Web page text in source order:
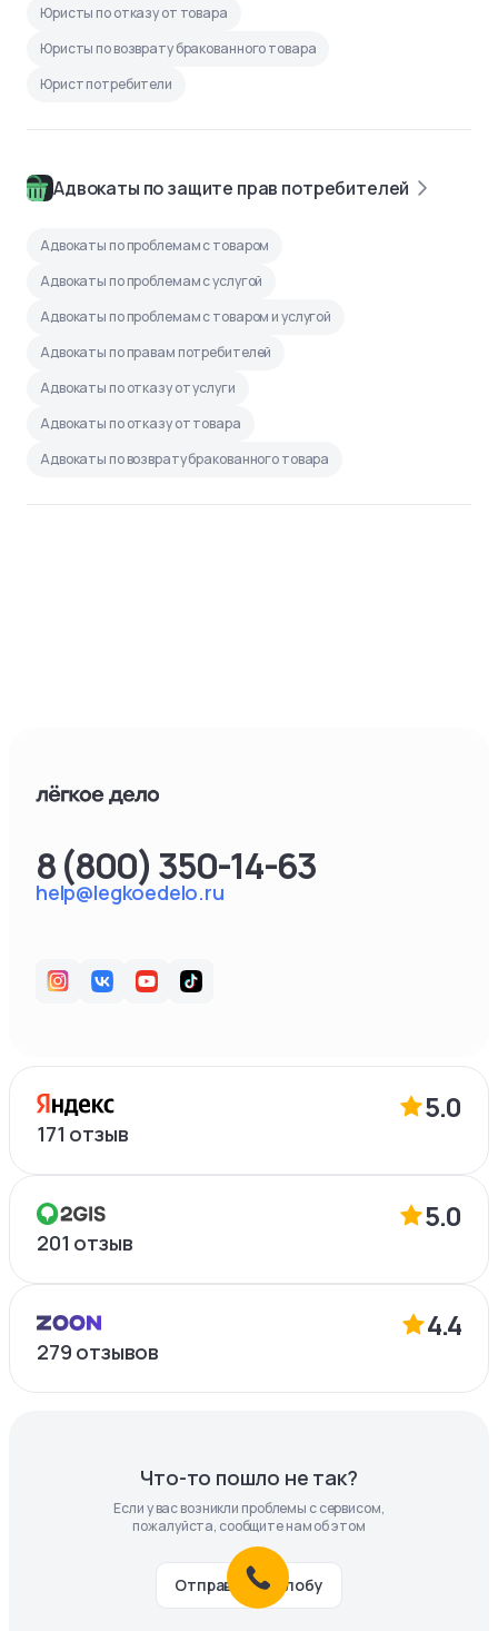
Юристы по отказу от товара
Юристы по возврату бракованного товара
Юрист потребители
Адвокаты по защите прав потребителей
Адвокаты по проблемам с товаром
Адвокаты по проблемам с услугой
Адвокаты по проблемам с товаром и услугой
Адвокаты по правам потребителей
Адвокаты по отказу от услуги
Адвокаты по отказу от товара
Адвокаты по возврату бракованного товара
help@legkoedelo.ru
8 (800) 350-14-63
5.0
171 отзыв
5.0
201 отзыв
4.4
279 отзывов
Что-то пошло не так?
Если у вас возникли проблемы с сервисом,
пожалуйста, сообщите нам об этом
Отправить жалобу